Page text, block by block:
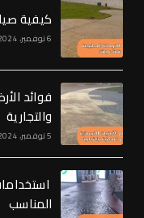
كيفية
6 نوفمبر، 2024
فوائد
والتجارية
5 نوفمبر، 2024
المناسب